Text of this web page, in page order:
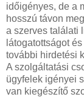
időigényes, de a
hosszú távon
a szerves találati
látogatottságot
további hirdetési
A szolgáltatási
ügyfelek igényei
van kiegészítő